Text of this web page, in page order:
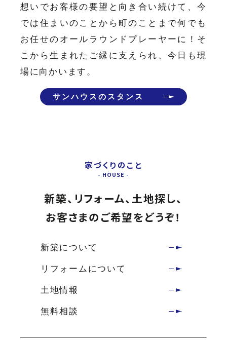
想いでお客様の要望と向き合い続けて、今
では住まいのことから町のことまで何でも
お任せのオールラウンドプレーヤーに！そ
こから生まれたご縁に支えられ、今日も現
場に向かいます。
サンハウスのスタンス
家づくりのこと
新築、リフォーム、土地探し、
お客さまのご希望をどうぞ！
新築について
リフォームについて
土地情報
無料相談